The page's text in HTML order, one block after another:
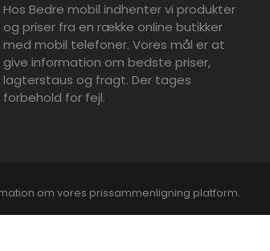
Hos Bedre mobil indhenter vi produkter
og priser fra en række online butikker
med mobil telefoner. Vores mål er at
give information om bedste priser,
lagterstaus og fragt. Der tages
forbehold for fejl.
om vores prissammenligning platform.